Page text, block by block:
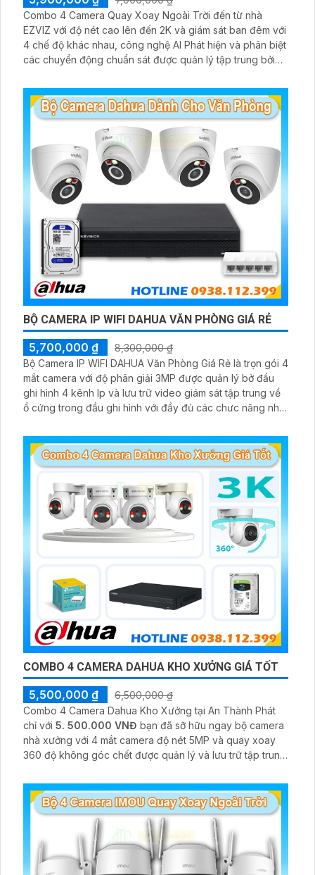
Combo 4 Camera Quay Xoay Ngoài Trời đến từ nhà
EZVIZ với độ nét cao lên đến 2K và giám sát ban đêm với
4 chế độ khác nhau, công nghệ AI Phát hiện và phân biệt
các chuyển động chuẩn sát được quản lý tập trung bởi
BỘ CAMERA IP WIFI DAHUA VĂN PHÒNG GIÁ RẺ
5,700,000 ₫
8,300,000 ₫
Bộ Camera IP WIFI DAHUA Văn Phòng Giá Rẻ là trọn gói 4
mắt camera với độ phân giải 3MP được quản lý bở đầu
ghi hình 4 kênh Ip và lưu trữ video giám sát tập trung về
ổ cứng trong đầu ghi hình với đầy đủ các chưc năng như
giám sát có màu vào ban đêm
COMBO 4 CAMERA DAHUA KHO XƯỞNG GIÁ TỐT
5,500,000 ₫
6,500,000 ₫
Combo 4 Camera Dahua Kho Xưởng tại An Thành Phát
chỉ với 5. 500.000 VNĐ bạn đã sỡ hữu ngay bộ camera
nhà xưởng với 4 mắt camera độ nét 5MP và quay xoay
360 độ không góc chết được quản lý và lưu trữ tập trung